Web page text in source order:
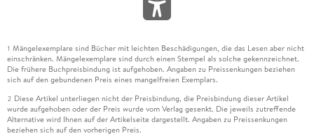
1 Mängelexemplare sind Bücher mit leichten Beschädigungen, die das Lesen aber nicht
einschränken. Mängelexemplare sind durch einen Stempel als solche gekennzeichnet.
Die frühere Buchpreisbindung ist aufgehoben. Angaben zu Preissenkungen beziehen
sich auf den gebundenen Preis eines mangelfreien Exemplars.
2 Diese Artikel unterliegen nicht der Preisbindung, die Preisbindung dieser Artikel
wurde aufgehoben oder der Preis wurde vom Verlag gesenkt. Die jeweils zutreffende
Alternative wird Ihnen auf der Artikelseite dargestellt. Angaben zu Preissenkungen
beziehen sich auf den vorherigen Preis.